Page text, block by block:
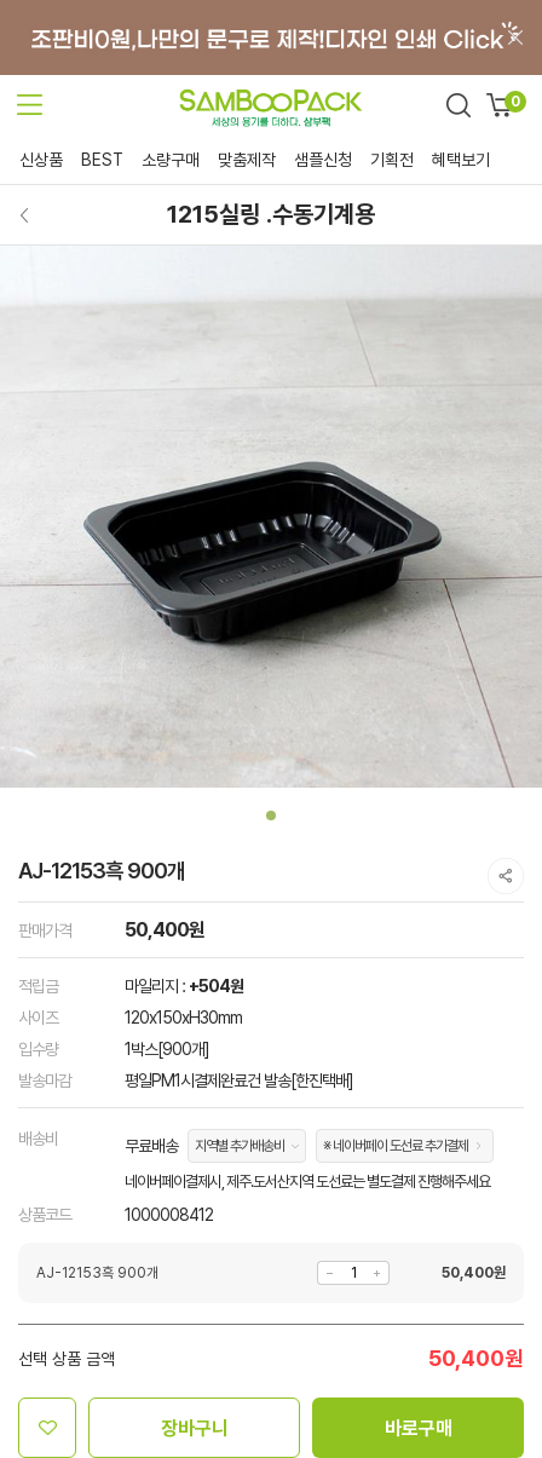
0
신상품 BEST 소량구매 맞춤제작 샘플신청 기획전 혜택보기
1215실링 .수동기계용
AJ-12153흑 900개
판매가격 50,400원
적립금 마일리지 : +504원
사이즈
120x150xH30mm
입수량
1박스[900개]
발송마감
평일PM1시결제완료건 발송[한진택배]
배송비 무료배송 지역별 추가배송비 ※ 네이버페이 도선료 추가결제
네이버페이결제시, 제주.도서산지역 도선료는 별도결제 진행해주세요
상품코드 1000008412
AJ-12153흑 900개 50,400원
선택 상품 금액 50,400원
장바구니 바로구매